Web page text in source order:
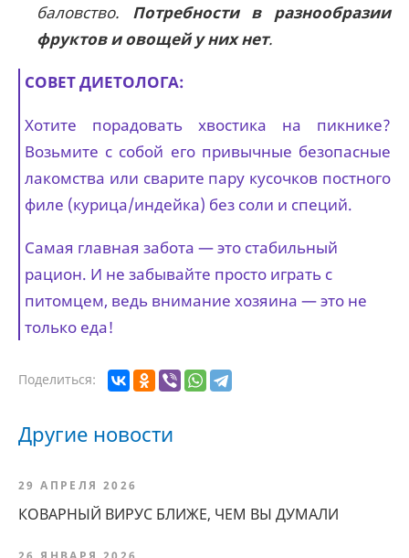
баловство.
Потребности в разнообразии
фруктов и овощей у них нет.
СОВЕТ ДИЕТОЛОГА:
Хотите порадовать хвостика на пикнике?
Возьмите с собой его привычные безопасные
лакомства или сварите пару кусочков постного
филе (курица/индейка) без соли и специй.
Самая главная забота — это стабильный
рацион. И не забывайте просто играть с
питомцем, ведь внимание хозяина — это не
только еда!
Поделиться:
Другие новости
29 АПРЕЛЯ 2026
КОВАРНЫЙ ВИРУС БЛИЖЕ, ЧЕМ ВЫ ДУМАЛИ